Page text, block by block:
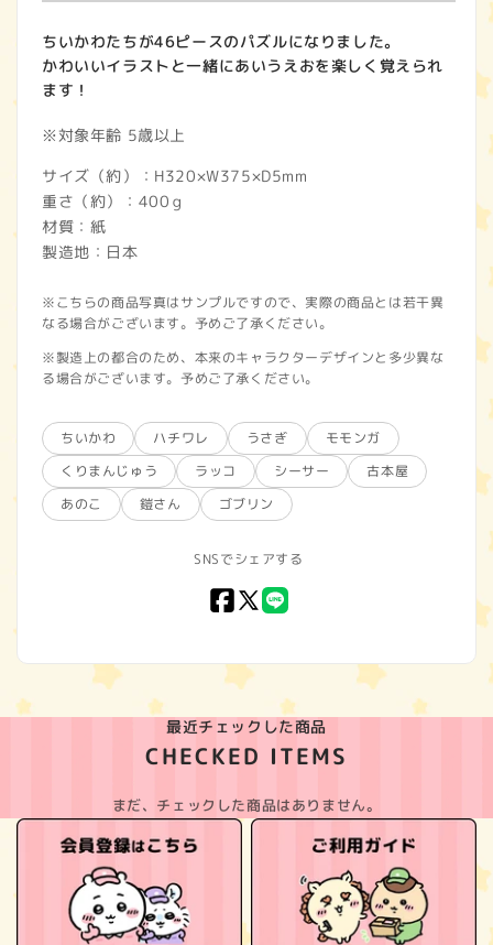
ちいかわたちが46ピースのパズルになりました。
かわいいイラストと一緒にあいうえおを楽しく覚えられ
ます！
※対象年齢 5歳以上
サイズ（約）：H320×W375×D5mm
重さ（約）：400ｇ
材質：紙
製造地：日本
※こちらの商品写真はサンプルですので、実際の商品とは若干異
なる場合がございます。予めご了承ください。
※製造上の都合のため、本来のキャラクターデザインと多少異な
る場合がございます。予めご了承ください。
ちいかわ ハチワレ うさぎ
モモンガ
くりまんじゅう
ラッコ シーサー
古本屋
あのこ
鎧さん ゴブリン
SNSでシェアする
Facebook
X
最近チェックした商品
CHECKED ITEMS
まだ、チェックした商品はありません。